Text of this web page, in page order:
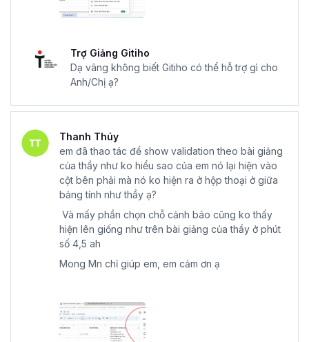
Trợ Giảng Gitiho
Dạ vâng không biết Gitiho có thể hỗ trợ gì cho
Anh/Chị ạ?
Thanh Thúy
em đã thao tác để show validation theo bài giảng
của thầy như ko hiểu sao của em nó lại hiện vào
cột bên phải mà nó ko hiện ra ở hộp thoại ở giữa
bảng tính như thầy ạ?
Và mấy phần chọn chỗ cảnh báo cũng ko thấy
hiện lên giống như trên bài giảng của thầy ở phút
số 4,5 ah
Mong Mn chỉ giúp em, em cảm ơn ạ